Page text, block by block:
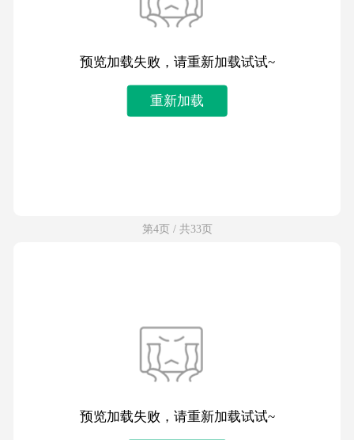
预览加载失败，请重新加载试试~
重新加载
第4页 / 共33页
预览加载失败，请重新加载试试~